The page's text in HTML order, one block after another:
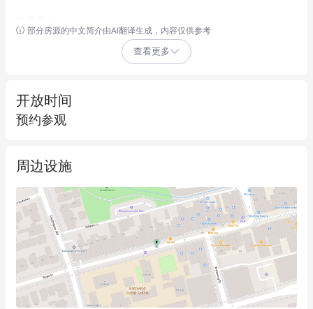
- 现为知名美发美容沙龙，配备高端内部装修
- 位于商业建筑内的零售空间，人流量持续稳定
- 周边商业业态丰富，涵盖餐厅、超市及办公楼，商业氛围浓厚
核心数据：
- 年度支出：
  * 物业费：43,052澳元（管理费40,559澳元+维修基金2,493澳
元）
  * 水费：115澳元
部分房源的中文简介由AI翻译生成，内容仅供参考
查看更多
开放时间
预约参观
周边设施